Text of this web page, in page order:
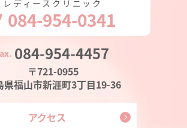
レディースクリニック
084-954-0341
084-954-4457
〒721-0955
県福山市新涯町3丁目19-36
アクセス